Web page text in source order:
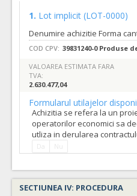
1. Lot implicit (LOT-0000)
COD CPV: 39831240-0 Produse
VALOAREA ESTIMATA FARA
TVA:
2.630.477,04
Formularul utilajelor
Achizitia se refera la un
operatorilor economici sa
utliza in derularea
SECTIUNEA IV: PROCEDURA